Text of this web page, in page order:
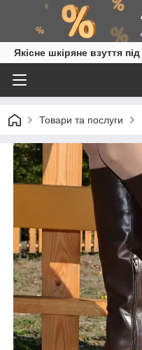
Якісне шкіряне взуття
Товари та послуги